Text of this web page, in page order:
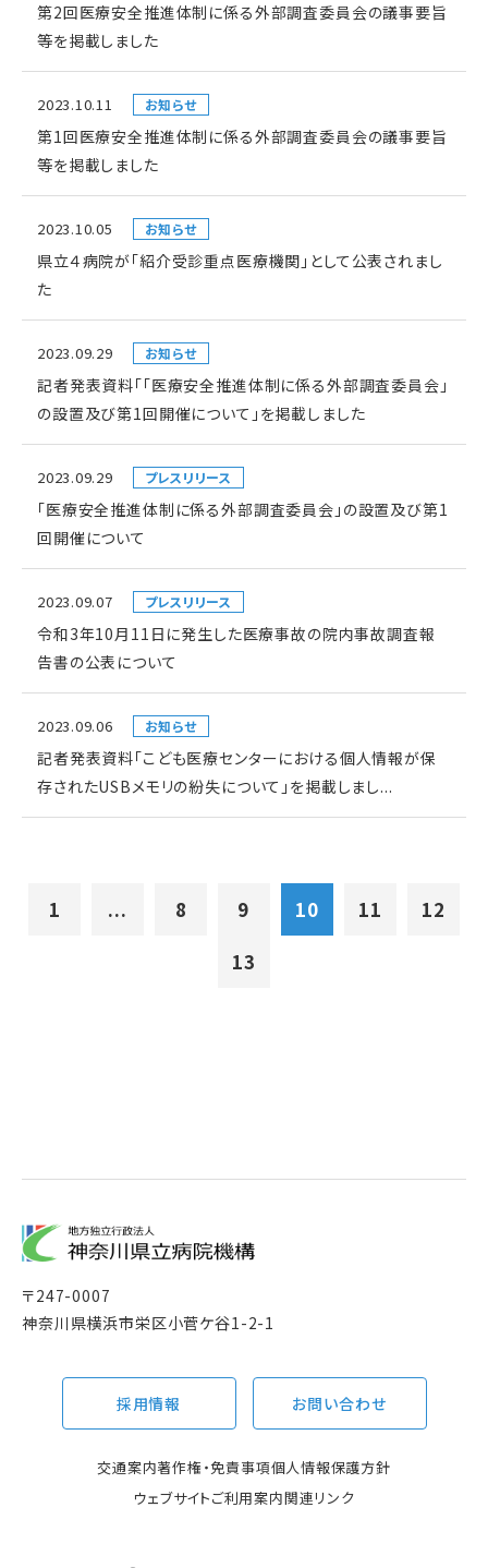
第2回医療安全推進体制に係る外部調査委員会の議事要旨
等を掲載しました
2023.10.11 お知らせ
第1回医療安全推進体制に係る外部調査委員会の議事要旨
等を掲載しました
2023.10.05 お知らせ
県立４病院が「紹介受診重点医療機関」として公表されまし
た
2023.09.29 お知らせ
記者発表資料「「医療安全推進体制に係る外部調査委員会」
の設置及び第1回開催について」を掲載しました
2023.09.29 プレスリリース
「医療安全推進体制に係る外部調査委員会」の設置及び第1
回開催について
2023.09.07 プレスリリース
令和3年10月11日に発生した医療事故の院内事故調査報
告書の公表について
2023.09.06 お知らせ
記者発表資料「こども医療センターにおける個人情報が保
存されたUSBメモリの紛失について」を掲載しまし...
1 ... 8 9 10 11
12
13
〒247-0007
神奈川県横浜市栄区小菅ケ谷1-2-1
採用情報 お問い合わせ
交通案内著作権・免責事項個人情報保護方針
ウェブサイトご利用案内関連リンク